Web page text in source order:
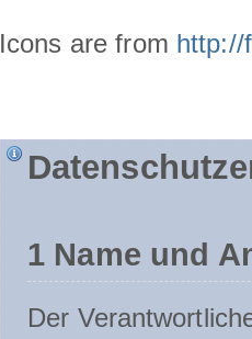
Icons are from http://
1 Name und
Der